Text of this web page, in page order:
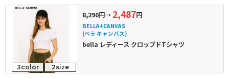
3color 2size
8,290円→ 2,487円
BELLA+CANVAS
(ベラ キャンバス)
bella レディース クロップドTシャツ